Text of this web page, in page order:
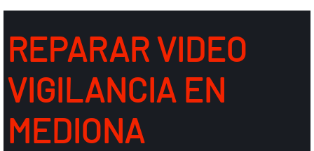
REPARAR VIDEO
VIGILANCIA EN
MEDIONA